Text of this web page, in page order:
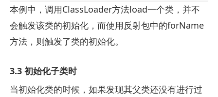
本例中，调用ClassLoader方法load一个类，并不
会触发该类的初始化，而使用反射包中的forName
方法，则触发了类的初始化。
3.3 初始化子类时
当初始化类的时候，如果发现其父类还没有进行过